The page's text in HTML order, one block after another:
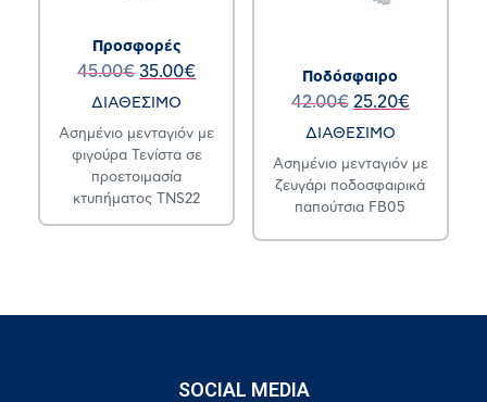
Προσφορές
45.00€ 35.00€
ΔΙΑΘΕΣΙΜΟ
Ασημένιο μενταγιόν με
φιγούρα Τενίστα σε
προετοιμασία
κτυπήματος TNS22
Ποδόσφαιρο
42.00€ 25.20€
ΔΙΑΘΕΣΙΜΟ
Ασημένιο μενταγιόν με
ζευγάρι ποδοσφαιρικά
παπούτσια FB05
SOCIAL MEDIA